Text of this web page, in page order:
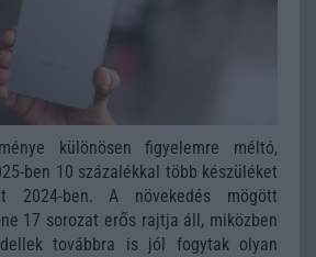
különösen figyelemre méltó,
ben 10 százalékkal több készüléket
2024-ben. A növekedés mögött
17 sorozat erős rajtja áll, miközben
továbbra is jól fogytak olyan